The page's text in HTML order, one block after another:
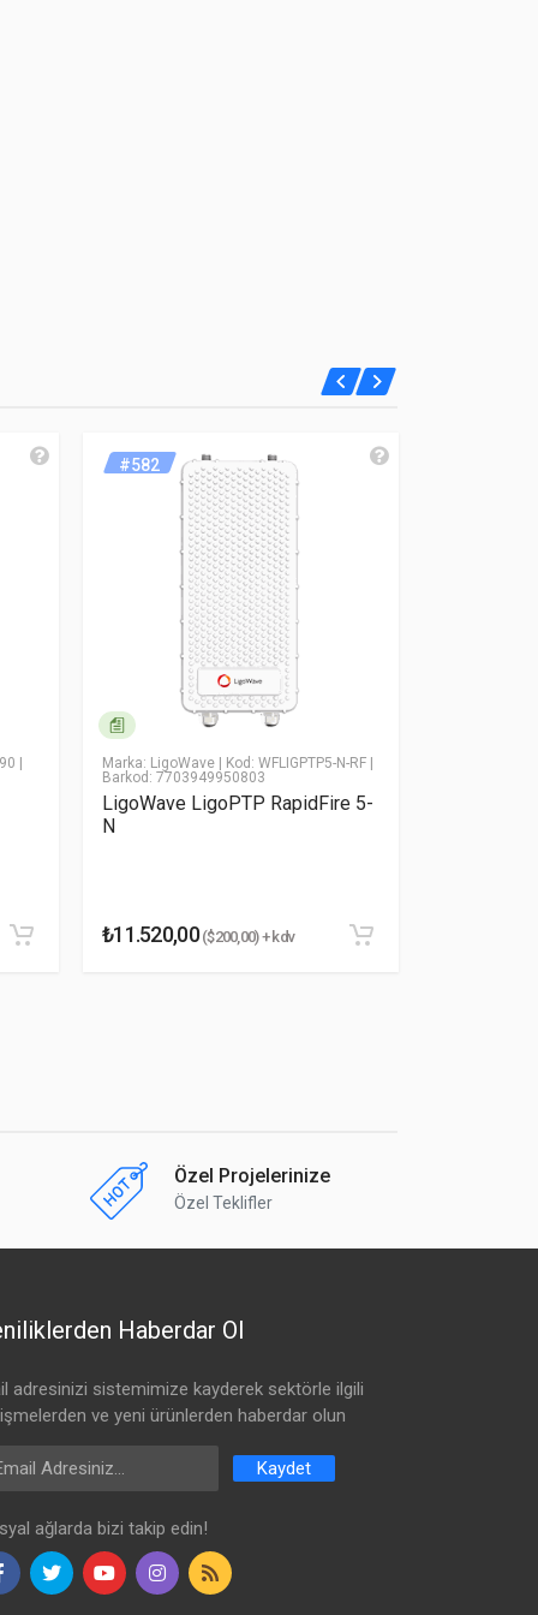
|
Marka: LigoWave | Kod: WFLIGPTP5-N-RF |
Barkod: 7703949950803
#582
LigoWave LigoPTP RapidFire 5-
N
₺11.520,00($200,00) + kdv
Özel Projelerinize
Özel Teklifler
Haberdar Ol
adresinizi sistemimize kayderek sektörle ilgili
ve yeni ürünlerden haberdar olun
Address
Kaydet
ağlarda bizi takip edin!